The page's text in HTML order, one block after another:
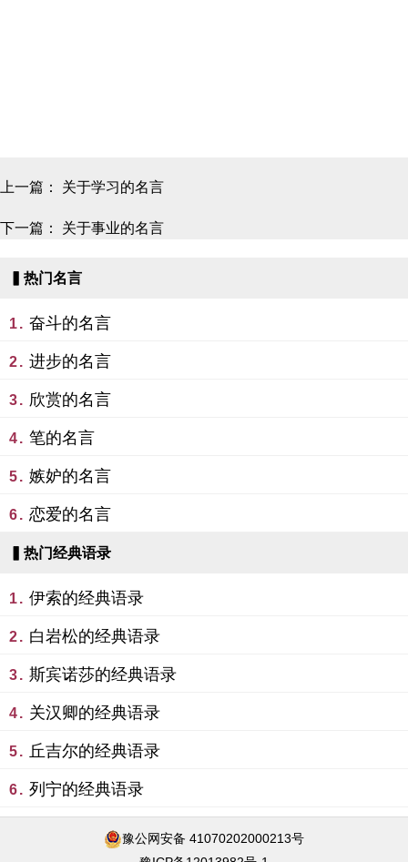
上一篇： 关于学习的名言
下一篇： 关于事业的名言
▍热门名言
1. 奋斗的名言
2. 进步的名言
3. 欣赏的名言
4. 笔的名言
5. 嫉妒的名言
6. 恋爱的名言
▍热门经典语录
1. 伊索的经典语录
2. 白岩松的经典语录
3. 斯宾诺莎的经典语录
4. 关汉卿的经典语录
5. 丘吉尔的经典语录
6. 列宁的经典语录
豫公网安备 41070202000213号